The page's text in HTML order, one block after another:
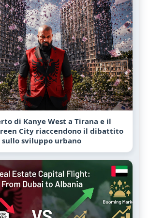
di Kanye West a Tirana e il
City riaccendono il dibattito
sullo sviluppo urbano